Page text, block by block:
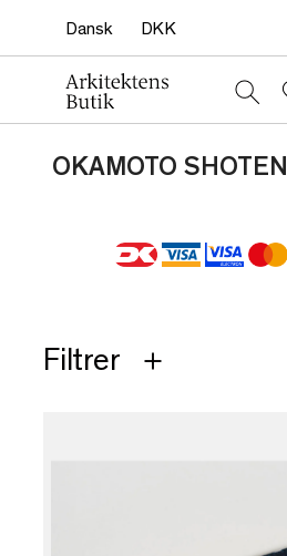
OKAMOTO SHOTEN
Filtrer